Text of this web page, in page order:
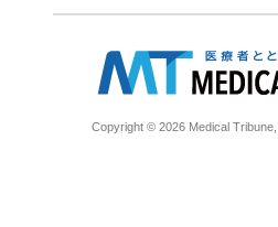
Copyright © 2026 Medical